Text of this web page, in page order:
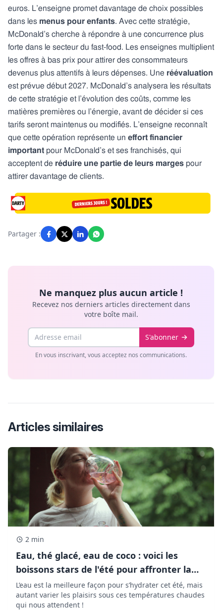
euros. L’enseigne promet davantage de choix possibles
dans les menus pour enfants. Avec cette stratégie,
McDonald’s cherche à répondre à une concurrence plus
forte dans le secteur du fast-food. Les enseignes multiplient
les offres à bas prix pour attirer des consommateurs
devenus plus attentifs à leurs dépenses. Une réévaluation
est prévue début 2027. McDonald’s analysera les résultats
de cette stratégie et l’évolution des coûts, comme les
matières premières ou l’énergie, avant de décider si ces
tarifs seront maintenus ou modifiés. L’enseigne reconnaît
que cette opération représente un effort financier
important pour McDonald’s et ses franchisés, qui
acceptent de réduire une partie de leurs marges pour
attirer davantage de clients.
Partager :
Ne manquez plus aucun article !
Recevez nos derniers articles directement dans
votre boîte mail.
Email S'abonner
En vous inscrivant, vous acceptez nos communications.
Articles similaires
2 min
Eau, thé glacé, eau de coco : voici les
boissons stars de l'été pour affronter la
chaleur !
L’eau est la meilleure façon pour s’hydrater cet été, mais
autant varier les plaisirs sous ces températures chaudes
qui nous attendent !